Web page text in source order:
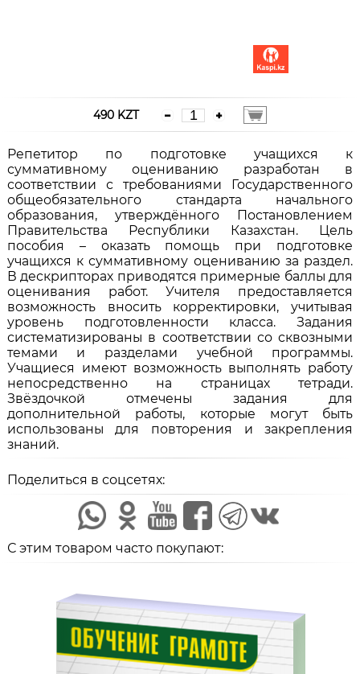
490 KZT
Репетитор по подготовке учащихся к
суммативному оцениванию разработан в
соответствии с требованиями Государственного
общеобязательного стандарта начального
образования, утверждённого Постановлением
Правительства Республики Казахстан. Цель
пособия – оказать помощь при подготовке
учащихся к суммативному оцениванию за раздел.
В дескрипторах приводятся примерные баллы для
оценивания работ. Учителя предоставляется
возможность вносить корректировки, учитывая
уровень подготовленности класса. Задания
систематизированы в соответствии со сквозными
темами и разделами учебной программы.
Учащиеся имеют возможность выполнять работу
непосредственно на страницах тетради.
Звёздочкой отмечены задания для
дополнительной работы, которые могут быть
использованы для повторения и закрепления
знаний.
Поделиться в соцсетях:
С этим товаром часто покупают: